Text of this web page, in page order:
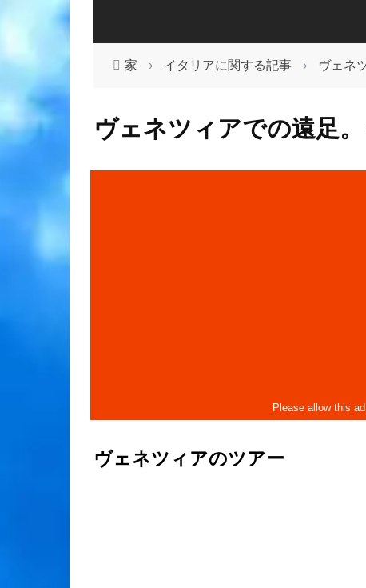
家 › イタリアに関する記事 › ヴェネ
ヴェネツィアでの遠足
ヴェネツィアのツアー